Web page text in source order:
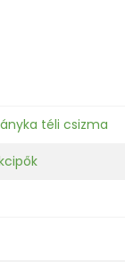
téli csizma